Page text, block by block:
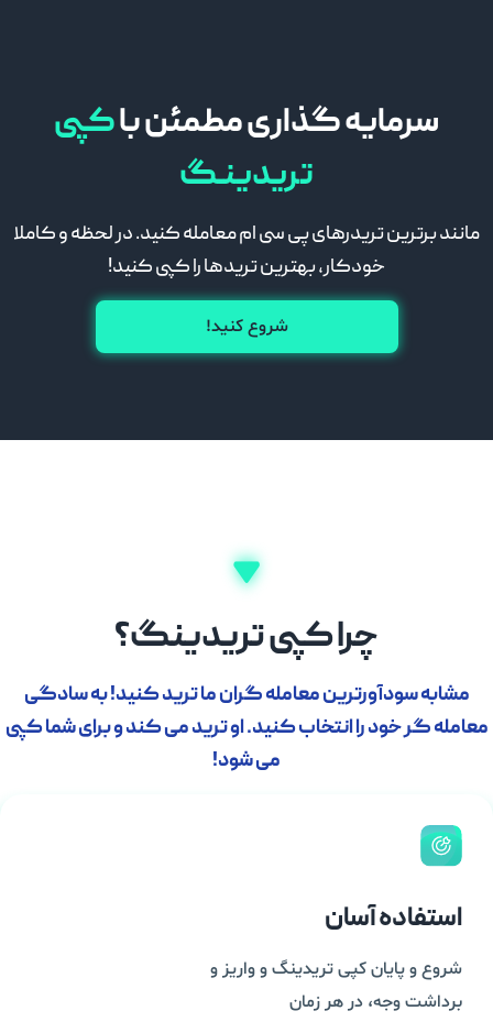
سرمایه گذاری مطمئن باکپی
تریدینـگ
مانند برترین تریدرهای پی سی ام معامله کنید. در لحظه و کاملا
خودکار، بهترین تریدها را کپی کنید!
شروع کنید!
چرا کپی تریدینگ؟
مشابه سودآورترین معامله گران ما ترید کنید! به سادگی
معامله گر خود را انتخاب کنید. او ترید می کند و برای شما کپی
می شود!
استفاده آسان
شروع و پایان کپی تریدینگ و واریز و
برداشت وجه، در هر زمان